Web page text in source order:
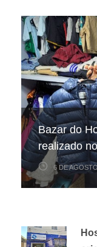
Bazar do
realizado
6 DE
Hospital
6 DE
Hospital
Nota Fiscal
3 DE